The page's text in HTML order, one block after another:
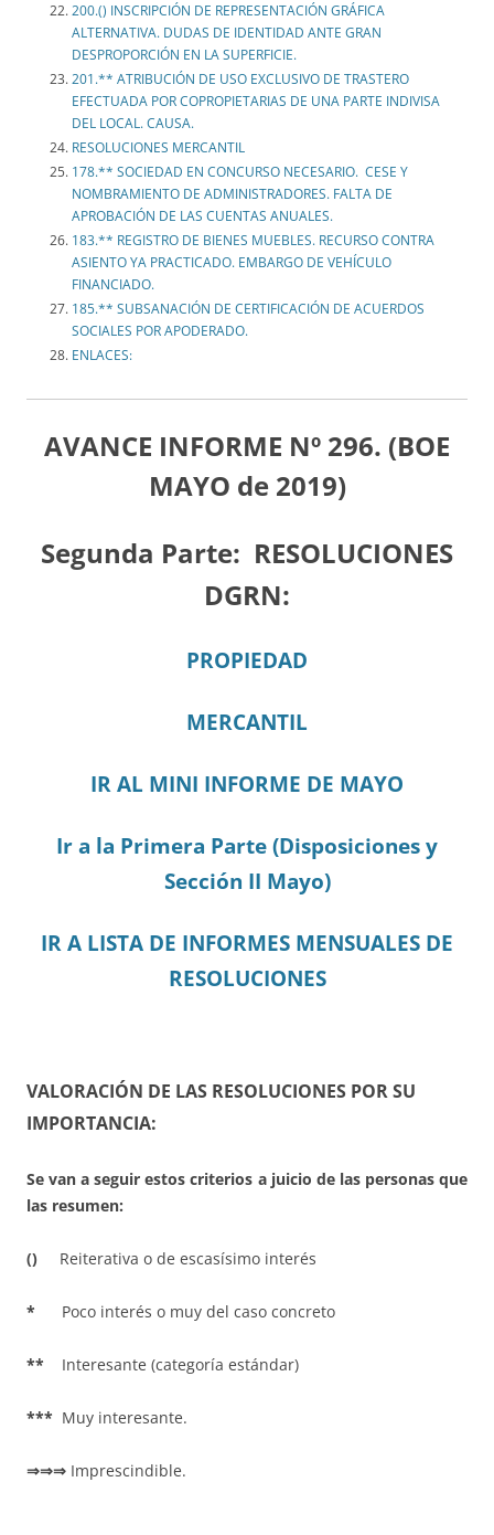
200.() INSCRIPCIÓN DE REPRESENTACIÓN GRÁFICA
ALTERNATIVA. DUDAS DE IDENTIDAD ANTE GRAN
DESPROPORCIÓN EN LA SUPERFICIE.
201.** ATRIBUCIÓN DE USO EXCLUSIVO DE TRASTERO
EFECTUADA POR COPROPIETARIAS DE UNA PARTE INDIVISA
DEL LOCAL. CAUSA.
RESOLUCIONES MERCANTIL
178.** SOCIEDAD EN CONCURSO NECESARIO. CESE Y
NOMBRAMIENTO DE ADMINISTRADORES. FALTA DE
APROBACIÓN DE LAS CUENTAS ANUALES.
183.** REGISTRO DE BIENES MUEBLES. RECURSO CONTRA
ASIENTO YA PRACTICADO. EMBARGO DE VEHÍCULO
FINANCIADO.
185.** SUBSANACIÓN DE CERTIFICACIÓN DE ACUERDOS
SOCIALES POR APODERADO.
ENLACES:
AVANCE INFORME Nº 296. (BOE
MAYO de 2019)
Segunda Parte: RESOLUCIONES
DGRN:
PROPIEDAD
MERCANTIL
IR AL MINI INFORME DE MAYO
Ir a la Primera Parte (Disposiciones y
Sección II Mayo)
IR A LISTA DE INFORMES MENSUALES DE
RESOLUCIONES
VALORACIÓN DE LAS RESOLUCIONES POR SU
IMPORTANCIA:
Se van a seguir estos criterios a juicio de las personas que
las resumen:
() Reiterativa o de escasísimo interés
* Poco interés o muy del caso concreto
** Interesante (categoría estándar)
*** Muy interesante.
⇒⇒⇒ Imprescindible.